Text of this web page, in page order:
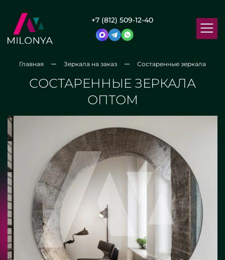
+7 (812) 509-12-40
Главная Зеркала на заказ Состаренные зеркала
СОСТАРЕННЫЕ ЗЕРКАЛА
ОПТОМ